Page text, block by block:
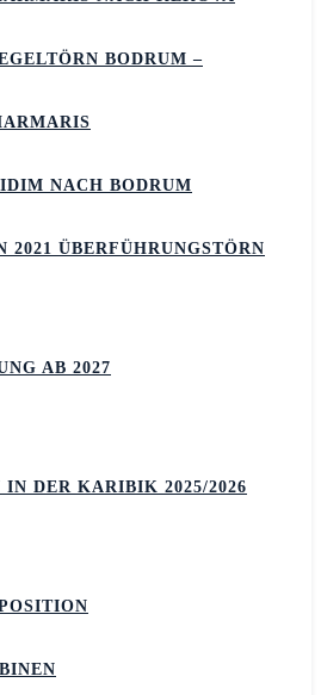
BODRUM –
NACH BODRUM
2021 ÜBERFÜHRUNGSTÖRN
AB 2027
IN DER KARIBIK 2025/2026